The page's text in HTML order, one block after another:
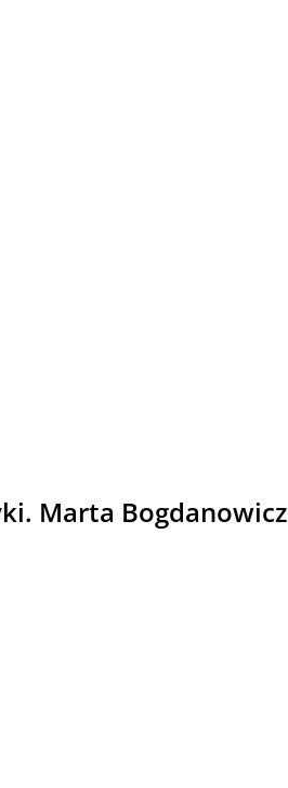
Marta Bogdanowicz